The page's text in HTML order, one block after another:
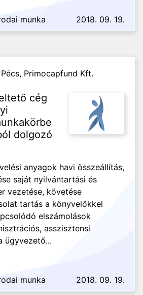
munka 2018. 09. 19.
Pécs, Primocapfund Kft.
cég
dolgozó
anyagok havi összeállítás,
saját nyilvántartási és
vezetése, követése
tartás a könyvelőkkel
elszámolások
asszisztensi
ügyvezető...
munka 2018. 09. 19.